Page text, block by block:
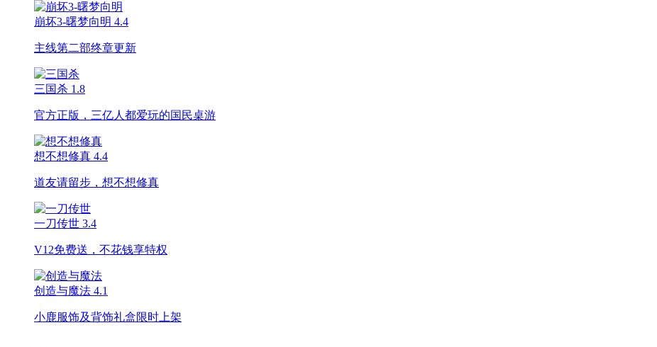
崩坏3-曙梦向明 4.4
主线第二部终章更新
三国杀 1.8
官方正版，三亿人都爱玩的国民桌游
想不想修真 4.4
道友请留步，想不想修真
一刀传世 3.4
V12免费送，不花钱享特权
创造与魔法 4.1
小鹿服饰及背饰礼盒限时上架